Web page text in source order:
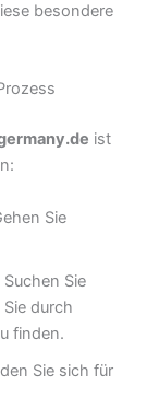
besondere
ist
Sie
Suchen Sie
durch
finden.
Sie sich für